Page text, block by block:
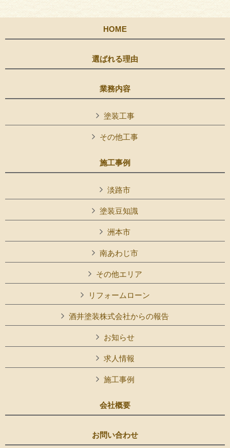
HOME
選ばれる理由
業務内容
塗装工事
その他工事
施工事例
淡路市
塗装豆知識
洲本市
南あわじ市
その他エリア
リフォームローン
酒井塗装株式会社からの報告
お知らせ
求人情報
施工事例
会社概要
お問い合わせ